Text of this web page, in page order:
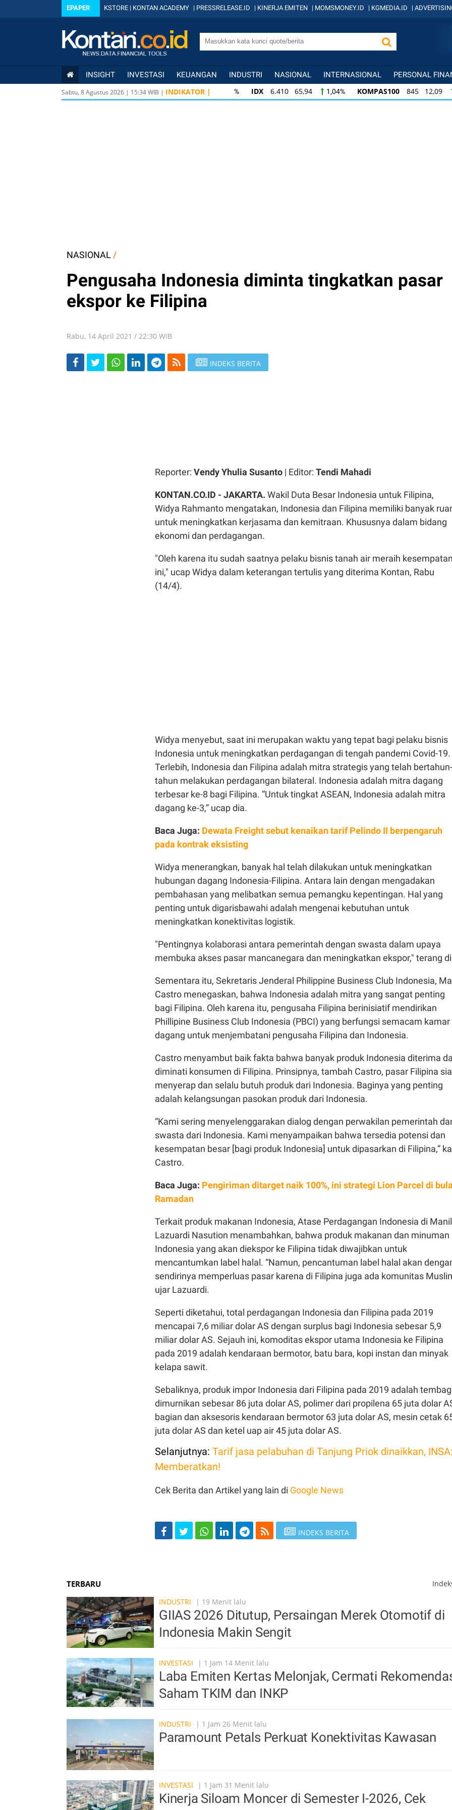
EPAPER KSTORE | KONTAN ACADEMY | PRESSRELEASE.ID | KINERJA EMITEN | MOMSMONEY.ID | KGMEDIA.ID |
INSIGHT INVESTASI KEUANGAN INDUSTRI NASIONAL INTERNASIONAL PERSONAL
Sabtu, 8 Agustus 2026 | 15:34WIB | INDIKATOR | 6.410 65,94 1,04% KOMPAS100 845 12,09
KOMPAS100 845 12,09 1,45% LQ45 640 9,44
NASIONAL /
Pengusaha Indonesia diminta tingkatkan pasar
ekspor ke Filipina
Rabu, 14 April 2021 / 22:30 WIB
INDEKS BERITA
Reporter: Vendy Yhulia Susanto | Editor: Tendi Mahadi
KONTAN.CO.ID - JAKARTA. Wakil Duta Besar Indonesia untuk Filipina,
Widya Rahmanto mengatakan, Indonesia dan Filipina memiliki banyak
untuk meningkatkan kerjasama dan kemitraan. Khususnya dalam bidang
ekonomi dan perdagangan.
"Oleh karena itu sudah saatnya pelaku bisnis tanah air meraih
ini," ucap Widya dalam keterangan tertulis yang diterima Kontan, Rabu
(14/4).
Widya menyebut, saat ini merupakan waktu yang tepat bagi pelaku bisnis
Indonesia untuk meningkatkan perdagangan di tengah pandemi Covid-19.
Terlebih, Indonesia dan Filipina adalah mitra strategis yang telah bertahun-
tahun melakukan perdagangan bilateral. Indonesia adalah mitra dagang
terbesar ke-8 bagi Filipina. “Untuk tingkat ASEAN, Indonesia adalah mitra
dagang ke-3,” ucap dia.
Baca Juga: Dewata Freight sebut kenaikan tarif Pelindo II berpengaruh
pada kontrak eksisting
Widya menerangkan, banyak hal telah dilakukan untuk meningkatkan
hubungan dagang Indonesia-Filipina. Antara lain dengan mengadakan
pembahasan yang melibatkan semua pemangku kepentingan. Hal yang
penting untuk digarisbawahi adalah mengenai kebutuhan untuk
meningkatkan konektivitas logistik.
"Pentingnya kolaborasi antara pemerintah dengan swasta dalam upaya
membuka akses pasar mancanegara dan meningkatkan ekspor," terang
Sementara itu, Sekretaris Jenderal Philippine Business Club Indonesia,
Castro menegaskan, bahwa Indonesia adalah mitra yang sangat penting
bagi Filipina. Oleh karena itu, pengusaha Filipina berinisiatif mendirikan
Phillipine Business Club Indonesia (PBCI) yang berfungsi semacam kamar
dagang untuk menjembatani pengusaha Filipina dan Indonesia.
Castro menyambut baik fakta bahwa banyak produk Indonesia diterima
diminati konsumen di Filipina. Prinsipnya, tambah Castro, pasar Filipina
menyerap dan selalu butuh produk dari Indonesia. Baginya yang penting
adalah kelangsungan pasokan produk dari Indonesia.
“Kami sering menyelenggarakan dialog dengan perwakilan pemerintah
swasta dari Indonesia. Kami menyampaikan bahwa tersedia potensi dan
kesempatan besar [bagi produk Indonesia] untuk dipasarkan di Filipina,”
Castro.
Baca Juga: Pengiriman ditarget naik 100%, ini strategi Lion Parcel di
Ramadan
Terkait produk makanan Indonesia, Atase Perdagangan Indonesia di
Lazuardi Nasution menambahkan, bahwa produk makanan dan minuman
Indonesia yang akan diekspor ke Filipina tidak diwajibkan untuk
mencantumkan label halal. “Namun, pencantuman label halal akan
sendirinya memperluas pasar karena di Filipina juga ada komunitas
ujar Lazuardi.
Seperti diketahui, total perdagangan Indonesia dan Filipina pada 2019
mencapai 7,6 miliar dolar AS dengan surplus bagi Indonesia sebesar 5,9
miliar dolar AS. Sejauh ini, komoditas ekspor utama Indonesia ke Filipina
pada 2019 adalah kendaraan bermotor, batu bara, kopi instan dan minyak
kelapa sawit.
Sebaliknya, produk impor Indonesia dari Filipina pada 2019 adalah
dimurnikan sebesar 86 juta dolar AS, polimer dari propilena 65 juta dolar
bagian dan aksesoris kendaraan bermotor 63 juta dolar AS, mesin cetak
juta dolar AS dan ketel uap air 45 juta dolar AS.
Selanjutnya: Tarif jasa pelabuhan di Tanjung Priok dinaikkan,
Memberatkan!
Cek Berita dan Artikel yang lain di Google News
INDEKS BERITA
TERBARU
INDUSTRI
| 19 Menit lalu
GIIAS 2026 Ditutup, Persaingan Merek Otomotif di
Indonesia Makin Sengit
INVESTASI | 1 Jam 14 Menit lalu
Laba Emiten Kertas Melonjak, Cermati
Saham TKIM dan INKP
INDUSTRI | 1 Jam 26 Menit lalu
Paramount Petals Perkuat Konektivitas Kawasan
INVESTASI | 1 Jam 31 Menit lalu
Kinerja Siloam Moncer di Semester I-2026, Cek